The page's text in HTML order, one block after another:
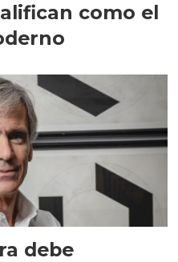
como el
debe